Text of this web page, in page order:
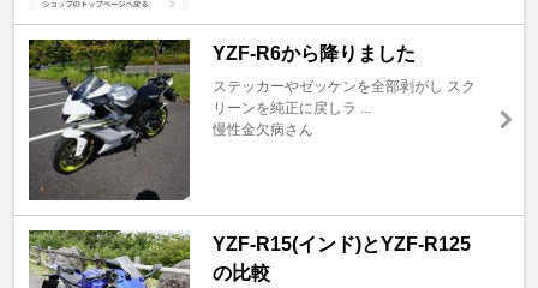
YZF-R6から降りました
ステッカーやゼッケンを全部剥がし スク
リーンを純正に戻しラ ...
慢性金欠病さん
YZF-R15(インド)とYZF-R125
の比較